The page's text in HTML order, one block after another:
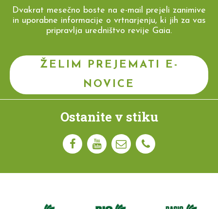
Dvakrat mesečno boste na e-mail prejeli zanimive
in uporabne informacije o vrtnarjenju, ki jih za vas
pripravlja uredništvo revije Gaia.
ŽELIM PREJEMATI E-
NOVICE
Ostanite v stiku